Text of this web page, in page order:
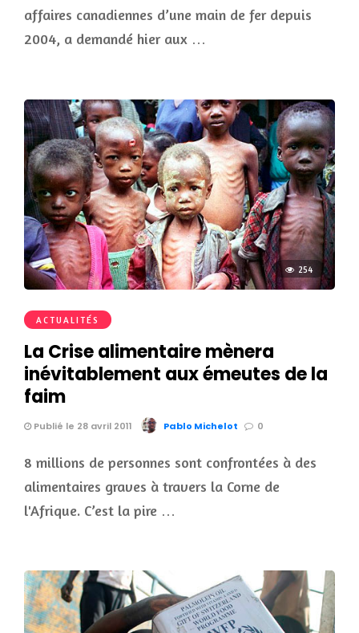
affaires canadiennes d’une main de fer depuis
2004, a demandé hier aux …
254
ACTUALITÉS
La Crise alimentaire mènera
inévitablement aux émeutes de la
faim
Publié le 28 avril 2011 Pablo Michelot 0
8 millions de personnes sont confrontées à des
alimentaires graves à travers la Corne de
l'Afrique. C’est la pire …